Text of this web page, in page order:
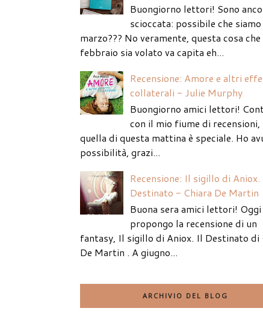
Buongiorno lettori! Sono
scioccata: possibile che siamo
marzo??? No veramente, questa cosa che
febbraio sia volato va capita eh...
Recensione: Amore e altri
collaterali - Julie Murphy
Buongiorno amici lettori!
con il mio fiume di recensioni,
quella di questa mattina è speciale. Ho
possibilità, grazi...
Recensione: Il sigillo di
Destinato - Chiara De Martin
Buona sera amici lettori!
propongo la recensione di un
fantasy, Il sigillo di Aniox. Il Destinato di
De Martin . A giugno...
ARCHIVIO DEL BLOG